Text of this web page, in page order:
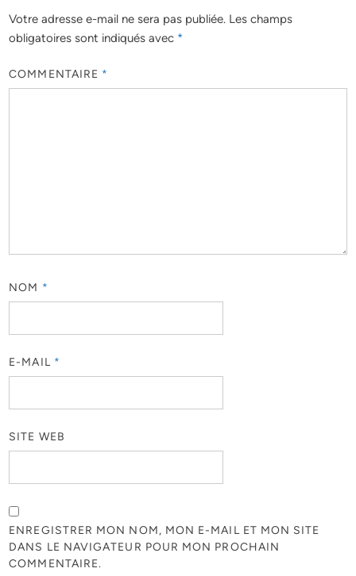
Votre adresse e-mail ne sera pas publiée. Les champs
obligatoires sont indiqués avec *
COMMENTAIRE *
NOM *
E-MAIL *
SITE WEB
ENREGISTRER MON NOM, MON E-MAIL ET MON SITE
DANS LE NAVIGATEUR POUR MON PROCHAIN
COMMENTAIRE.